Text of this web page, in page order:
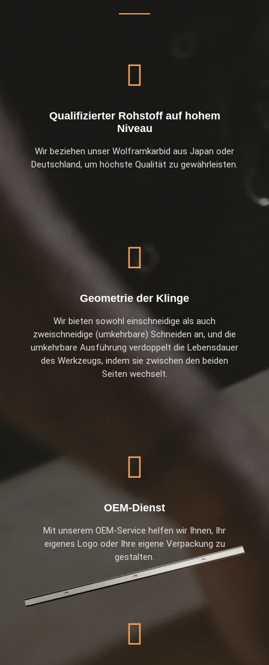
Qualifizierter Rohstoff auf hohem
Niveau
Wir beziehen unser Wolframkarbid aus Japan oder
Deutschland, um höchste Qualität zu gewährleisten.
Geometrie der Klinge
Wir bieten sowohl einschneidige als auch
zweischneidige (umkehrbare) Schneiden an, und die
umkehrbare Ausführung verdoppelt die Lebensdauer
des Werkzeugs, indem sie zwischen den beiden
Seiten wechselt.
OEM-Dienst
Mit unserem OEM-Service helfen wir Ihnen, Ihr
eigenes Logo oder Ihre eigene Verpackung zu
gestalten.